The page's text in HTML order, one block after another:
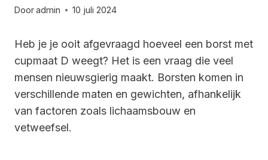
Dooradmin 10 juli 2024
Heb je je ooit afgevraagd hoeveel een borst met
cupmaat D weegt? Het is een vraag die veel
mensen nieuwsgierig maakt. Borsten komen in
verschillende maten en gewichten, afhankelijk
van factoren zoals lichaamsbouw en
vetweefsel.